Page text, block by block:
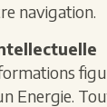
navigation.
Energie.